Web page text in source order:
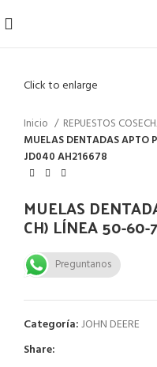
Click to enlarge
Inicio REPUESTOS
MUELAS DENTADAS
JD040 AH216678
MUELAS
CH) LÍNEA 50-60-
Preguntanos
Categoría:JOHN DEERE
Share: